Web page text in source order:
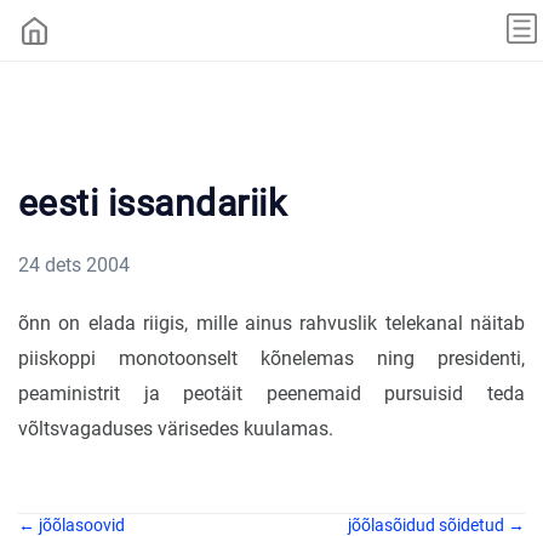
eesti issandariik
24 dets 2004
õnn on elada riigis, mille ainus rahvuslik telekanal näitab
piiskoppi monotoonselt kõnelemas ning presidenti,
peaministrit ja peotäit peenemaid pursuisid teda
võltsvagaduses värisedes kuulamas.
← jõõlasoovid jõõlasõidud sõidetud →